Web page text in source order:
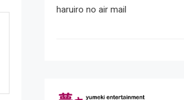
haruiro no air mail